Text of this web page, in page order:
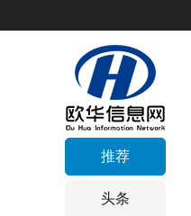
推荐
头条